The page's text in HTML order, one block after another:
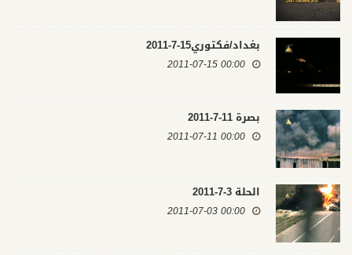
بغداد/فكتوري15-7-2011
00:00 2011-07-15
بصرة 11-7-2011
00:00 2011-07-11
الحلة 3-7-2011
00:00 2011-07-03